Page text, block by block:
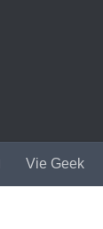
Vie Geek